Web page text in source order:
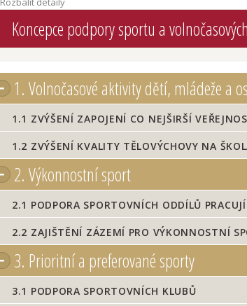
Koncepce podpory sportu a
1. Volnočasové aktivity dětí, mládeže a
1.1 ZVÝŠENÍ ZAPOJENÍ CO NEJŠIRŠÍ
1.2 ZVÝŠENÍ KVALITY TĚLOVÝCHOVY NA
2. Výkonnostní sport
2.1 PODPORA SPORTOVNÍCH ODDÍLŮ
2.2 ZAJIŠTĚNÍ ZÁZEMÍ PRO VÝKONNOSTNÍ
3. Prioritní a preferované sporty
3.1 PODPORA SPORTOVNÍCH KLUBŮ